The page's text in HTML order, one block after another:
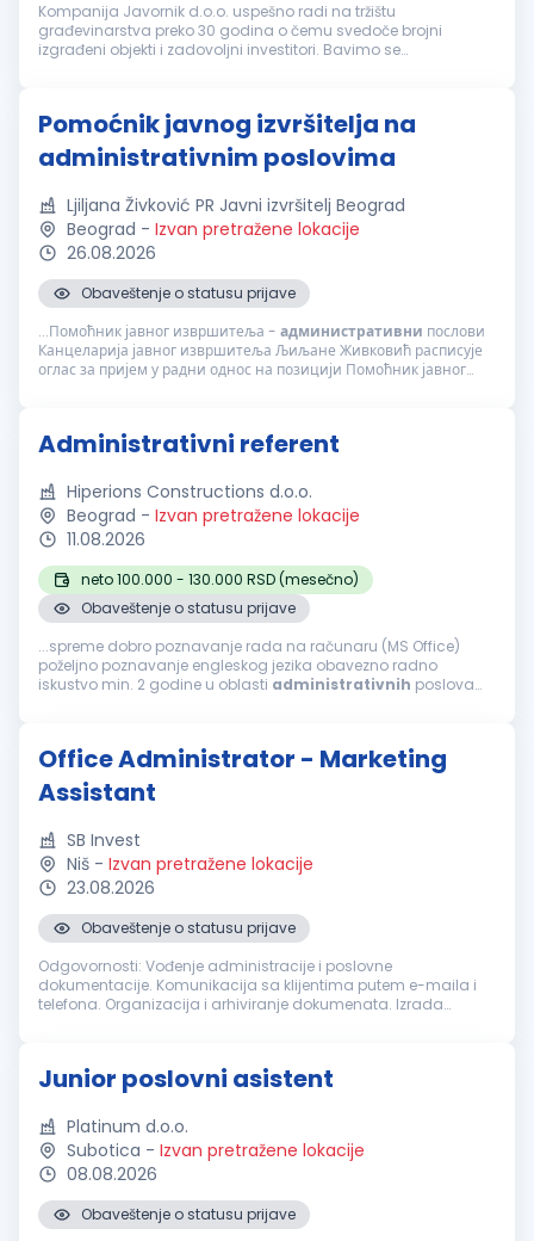
Kompanija Javornik d.o.o. uspešno radi na tržištu
građevinarstva preko 30 godina o čemu svedoče brojni
izgrađeni objekti i zadovoljni investitori. Bavimo se
Pomoćnik javnog izvršitelja na
administrativnim poslovima
Ljiljana Živković PR Javni izvršitelj Beograd
Beograd - Izvan pretražene lokacije
26.08.2026
Obaveštenje o statusu prijave
...Помоћник јавног извршитеља - административни послови
Канцеларија јавног извршитеља Љиљане Живковић расписује
оглас за пријем у радни однос на позицији Помоћник јавног
Administrativni referent
Hiperions Constructions d.o.o.
Beograd - Izvan pretražene lokacije
11.08.2026
neto 100.000 - 130.000 RSD (mesečno)
Obaveštenje o statusu prijave
...spreme dobro poznavanje rada na računaru (MS Office)
poželjno poznavanje engleskog jezika obavezno radno
iskustvo min. 2 godine u oblasti administrativnih poslova
Office Administrator - Marketing
Assistant
SB Invest
Niš - Izvan pretražene lokacije
23.08.2026
Obaveštenje o statusu prijave
Odgovornosti: Vođenje administracije i poslovne
dokumentacije. Komunikacija sa klijentima putem e-maila i
telefona. Organizacija i arhiviranje dokumenata. Izrada
Junior poslovni asistent
Platinum d.o.o.
Subotica - Izvan pretražene lokacije
08.08.2026
Obaveštenje o statusu prijave